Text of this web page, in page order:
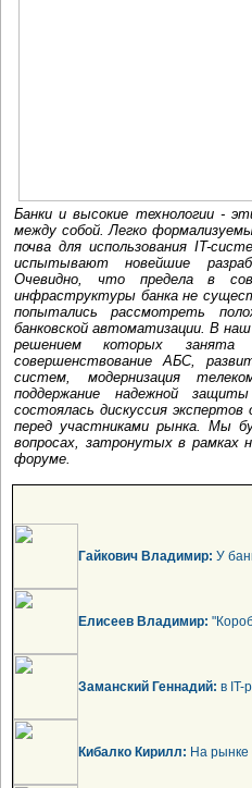
Банки и высокие технологии -
между собой. Легко
почва для использования IT-
испытывают новейшие
Очевидно, что предела в
инфраструктуры банка не
попытались рассмотреть
банковской автоматизации. В
решением которых занята
совершенствование АБС,
систем, модернизация
поддержание надежной
состоялась дискуссия
перед участниками рынка. Мы
вопросах, затронутых в рамках
форуме.
Гайкович Владимир: У
Елисеев Владимир:
Заманский Геннадий: в IT-
Кибалко Кирилл: На рынке